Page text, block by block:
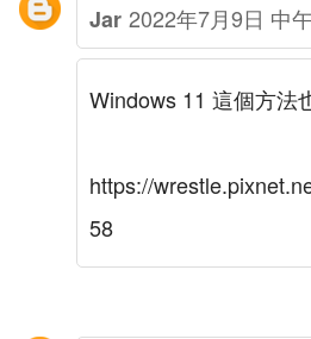
Jar 2022年7月9日 中
Windows 11 這個方法
https://
58